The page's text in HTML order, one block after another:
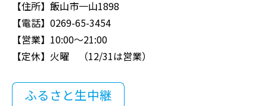
【住所】飯山市一山1898
【電話】0269-65-3454
【営業】10:00～21:00
【定休】火曜 （12/31は営業）
ふるさと生中継